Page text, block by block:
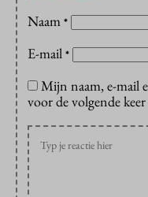
Naam *
E-mail *
Mijn naam, e-mail
voor de volgende